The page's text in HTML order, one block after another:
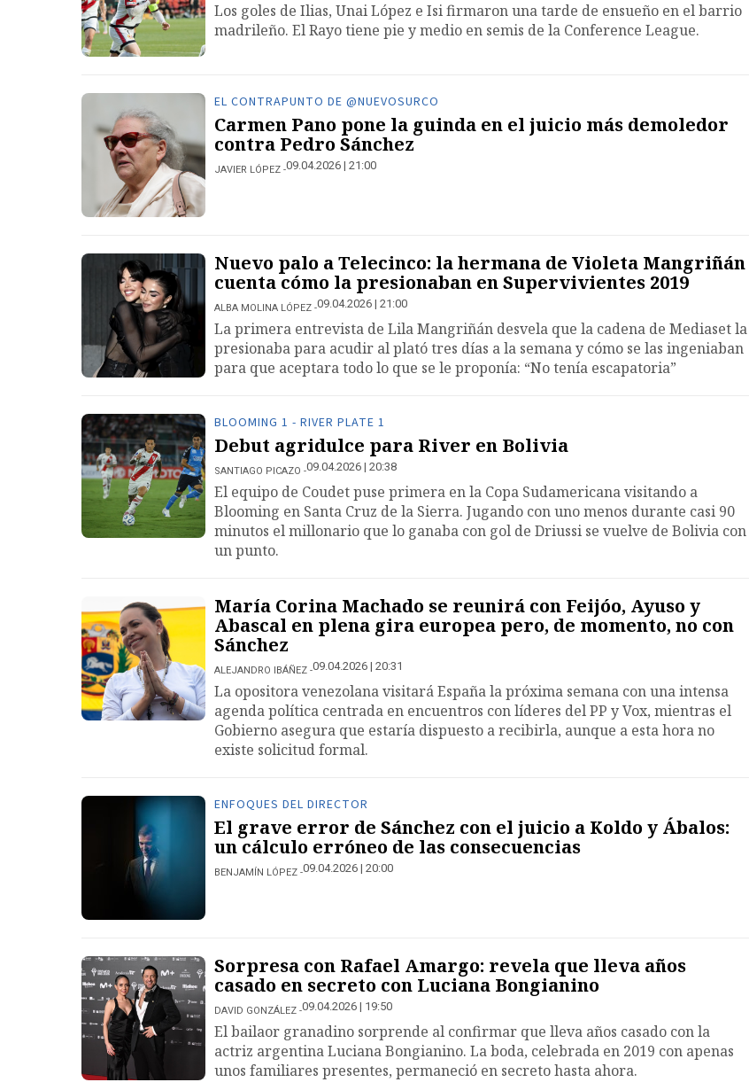
Los goles de Ilias, Unai López e Isi firmaron una tarde de ensueño en el barrio
madrileño. El Rayo tiene pie y medio en semis de la Conference League.
EL CONTRAPUNTO DE @NUEVOSURCO
Carmen Pano pone la guinda en el juicio más demoledor
contra Pedro Sánchez
JAVIER LÓPEZ 09.04.2026 | 21:00
Nuevo palo a Telecinco: la hermana de Violeta Mangriñán
cuenta cómo la presionaban en Supervivientes 2019
ALBA MOLINA LÓPEZ 09.04.2026 | 21:00
La primera entrevista de Lila Mangriñán desvela que la cadena de Mediaset la
presionaba para acudir al plató tres días a la semana y cómo se las ingeniaban
para que aceptara todo lo que se le proponía: “No tenía escapatoria”
BLOOMING 1 - RIVER PLATE 1
Debut agridulce para River en Bolivia
SANTIAGO PICAZO 09.04.2026 | 20:38
El equipo de Coudet puse primera en la Copa Sudamericana visitando a
Blooming en Santa Cruz de la Sierra. Jugando con uno menos durante casi 90
minutos el millonario que lo ganaba con gol de Driussi se vuelve de Bolivia con
un punto.
María Corina Machado se reunirá con Feijóo, Ayuso y
Abascal en plena gira europea pero, de momento, no con
Sánchez
ALEJANDRO IBÁÑEZ 09.04.2026 | 20:31
La opositora venezolana visitará España la próxima semana con una intensa
agenda política centrada en encuentros con líderes del PP y Vox, mientras el
Gobierno asegura que estaría dispuesto a recibirla, aunque a esta hora no
existe solicitud formal.
ENFOQUES DEL DIRECTOR
El grave error de Sánchez con el juicio a Koldo y Ábalos:
un cálculo erróneo de las consecuencias
BENJAMÍN LÓPEZ 09.04.2026 | 20:00
Sorpresa con Rafael Amargo: revela que lleva años
casado en secreto con Luciana Bongianino
DAVID GONZÁLEZ 09.04.2026 | 19:50
El bailaor granadino sorprende al confirmar que lleva años casado con la
actriz argentina Luciana Bongianino. La boda, celebrada en 2019 con apenas
unos familiares presentes, permaneció en secreto hasta ahora.